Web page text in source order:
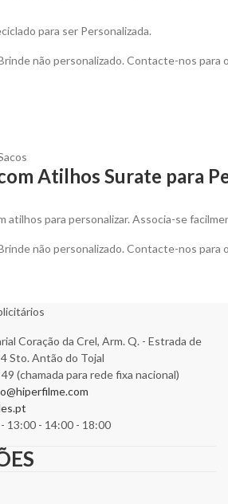
para ser Personalizada.
não personalizado. Contacte-nos
Atilhos Surate para
atilhos para personalizar. Associa-se
não personalizado. Contacte-nos
Coração da Crel, Arm. Q. - Estrada de
Sto. Antão do Tojal
(chamada para rede fixa nacional)
13:00 - 14:00 - 18:00